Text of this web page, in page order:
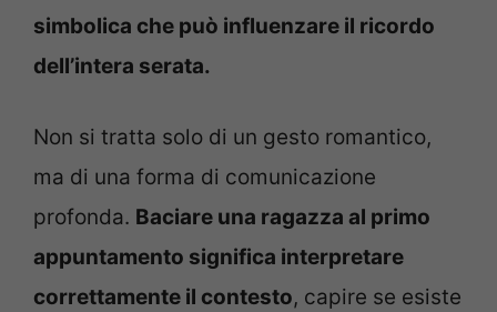
simbolica che può influenzare il ricordo
dell’intera serata.
Non si tratta solo di un gesto romantico,
ma di una forma di comunicazione
profonda. Baciare una ragazza al primo
appuntamento significa interpretare
correttamente il contesto, capire se esiste